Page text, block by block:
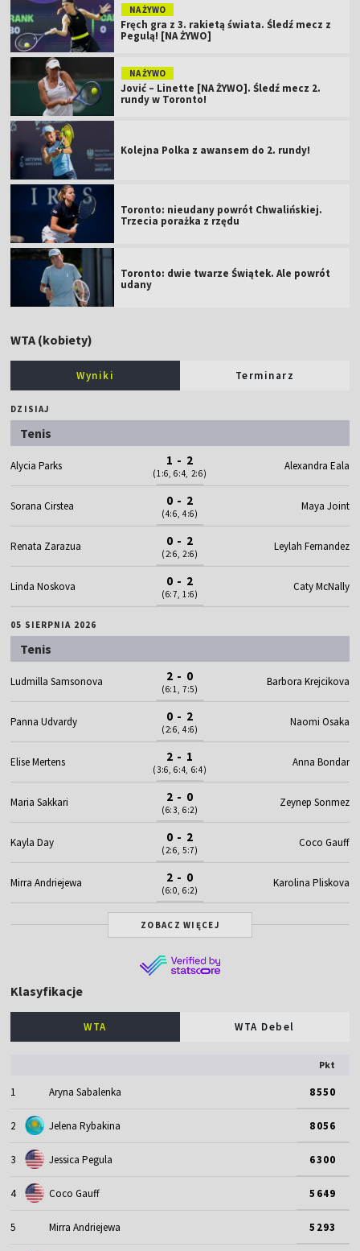
NA ŻYWO
Fręch gra z 3. rakietą świata. Śledź mecz z
Pegulą! [NA ŻYWO]
NA ŻYWO
Jović – Linette [NA ŻYWO]. Śledź mecz 2.
rundy w Toronto!
Kolejna Polka z awansem do 2. rundy!
Toronto: nieudany powrót Chwalińskiej.
Trzecia porażka z rzędu
Toronto: dwie twarze Świątek. Ale powrót
udany
WTA (kobiety)
Wyniki Terminarz
DZISIAJ
Tenis
Alycia Parks 1 - 2
(1:6, 6:4, 2:6)
Alexandra Eala
Sorana Cirstea 0 - 2
(4:6, 4:6)
Maya Joint
Renata Zarazua 0 - 2
(2:6, 2:6)
Leylah Fernandez
Linda Noskova 0 - 2
(6:7, 1:6)
Caty McNally
05 SIERPNIA 2026
Tenis
Ludmilla Samsonova 2 - 0
(6:1, 7:5)
Barbora Krejcikova
Panna Udvardy 0 - 2
(2:6, 4:6)
Naomi Osaka
Elise Mertens 2 - 1
(3:6, 6:4, 6:4)
Anna Bondar
Maria Sakkari 2 - 0
(6:3, 6:2)
Zeynep Sonmez
Kayla Day 0 - 2
(2:6, 5:7)
Coco Gauff
Mirra Andriejewa 2 - 0
(6:0, 6:2)
Karolina Pliskova
ZOBACZ WIĘCEJ
Klasyfikacje
WTA WTA Debel
Pkt
1 Aryna Sabalenka 8550
2 Jelena Rybakina 8056
3 Jessica Pegula 6300
4 Coco Gauff 5649
5 Mirra Andriejewa 5293